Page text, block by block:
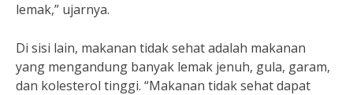
lemak,” ujarnya.
Di sisi lain, makanan tidak sehat adalah makanan
yang mengandung banyak lemak jenuh, gula, garam,
dan kolesterol tinggi. “Makanan tidak sehat dapat